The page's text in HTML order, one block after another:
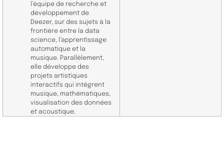
l’équipe de recherche et
développement de
Deezer, sur des sujets à la
frontière entre la data
science, l’apprentissage
automatique et la
musique. Parallèlement,
elle développe des
projets artistiques
interactifs qui intègrent
musique, mathématiques,
visualisation des données
et acoustique.